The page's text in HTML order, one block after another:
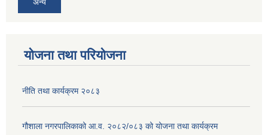
योजना तथा परियोजना
नीति तथा कार्यक्रम २०८३
गौशाला नगरपालिकाको आ.व. २०८२/०८३ को योजना तथा कार्यक्रम